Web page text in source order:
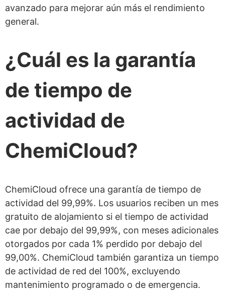
avanzado para mejorar aún más el rendimiento
general.
¿Cuál es la garantía
de tiempo de
actividad de
ChemiCloud?
ChemiCloud ofrece una garantía de tiempo de
actividad del 99,99%. Los usuarios reciben un mes
gratuito de alojamiento si el tiempo de actividad
cae por debajo del 99,99%, con meses adicionales
otorgados por cada 1% perdido por debajo del
99,00%. ChemiCloud también garantiza un tiempo
de actividad de red del 100%, excluyendo
mantenimiento programado o de emergencia.